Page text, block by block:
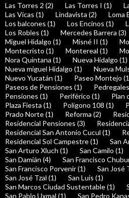
Las Torres 2 (2)
Las Torres I (1)
Las Vicas (1)
Lindavista (2)
Loma
Los balcones (1)
Los Encinos (1)
Los Robles (1)
Mercedes Barrera (3)
Miguel Hidalgo (1)
Misné II (1)
Montecristo (1)
Montereal (1)
Nora Quintana (1)
Nueva Hidalgo (1)
Nueva miguel Hidalgo (1)
Nueva
Nuevo Yucatán (1)
Paseo Montejo
Paseos de Pensiones (1)
Pensiones (1)
Periférico (1)
Plan
Plaza Fiesta (1)
Polígono 108 (1)
Prado Norte (1)
Reforma (2)
Residencial Pensiones (3)
Residencial San Antonio Cucul (1)
Residencial Sol Campestre (1)
San
San Arturo Xluch (1)
San Camilo (1)
San Damián (4)
San Francisco
San Francisco Porvenir (1)
San José
San José Tzal (1)
San Luis (1)
San Marcos Ciudad Sustentable (1)
San Pablo Uxmal (1)
San Pedro